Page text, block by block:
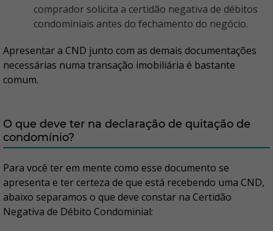
comprador solicita a certidão negativa de débitos
condominiais antes do fechamento do negócio.
Apresentar a CND junto com as demais documentações
necessárias numa transação imobiliária é bastante
comum.
O que deve ter na declaração de quitação de
condomínio?
Para você ter em mente como esse documento se
apresenta e ter certeza de que está recebendo uma CND,
abaixo separamos o que deve constar na Certidão
Negativa de Débito Condominial: